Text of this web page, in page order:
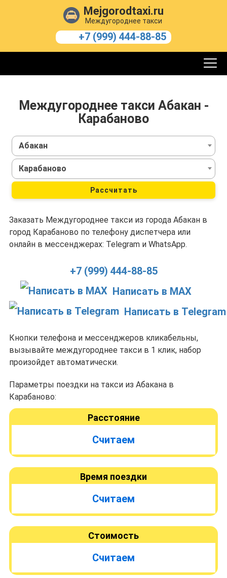
Mejgorodtaxi.ru
Междугороднее такси
+7 (999) 444-88-85
Междугороднее такси Абакан -
Карабаново
Абакан
Карабаново
Рассчитать
Заказать Междугороднее такси из города Абакан в
город Карабаново по телефону диспетчера или
онлайн в мессенджерах: Telegram и WhatsApp.
+7 (999) 444-88-85
Написать в MAX
Написать в Telegram
Кнопки телефона и мессенджеров кликабельны,
вызывайте междугороднее такси в 1 клик, набор
произойдет автоматически.
Параметры поездки на такси из Абакана в
Карабаново:
Расстояние
Считаем
Время поездки
Считаем
Стоимость
Считаем